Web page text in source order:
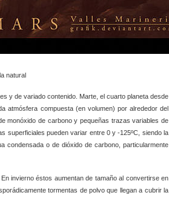
natural
y de variado contenido. Marte, el cuarto planeta desde
atmósfera compuesta (en volumen) por alrededor del
monóxido de carbono y pequeñas trazas variables de
superficiales pueden variar entre 0 y -125ºC, siendo la
condensada o de dióxido de carbono, particularmente
invierno éstos aumentan de tamaño al convertirse en
tormentas de polvo que llegan a cubrir la